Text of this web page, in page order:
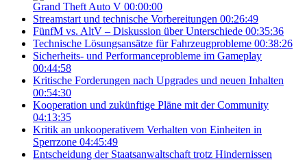
Grand Theft Auto V 00:00:00
Streamstart und technische Vorbereitungen 00:26:49
FünfM vs. AltV – Diskussion über Unterschiede 00:35:36
Technische Lösungsansätze für Fahrzeugprobleme 00:38:26
Sicherheits- und Performanceprobleme im Gameplay
00:44:58
Kritische Forderungen nach Upgrades und neuen Inhalten
00:54:30
Kooperation und zukünftige Pläne mit der Community
04:13:35
Kritik an unkooperativem Verhalten von Einheiten in
Sperrzone 04:45:49
Entscheidung der Staatsanwaltschaft trotz Hindernissen